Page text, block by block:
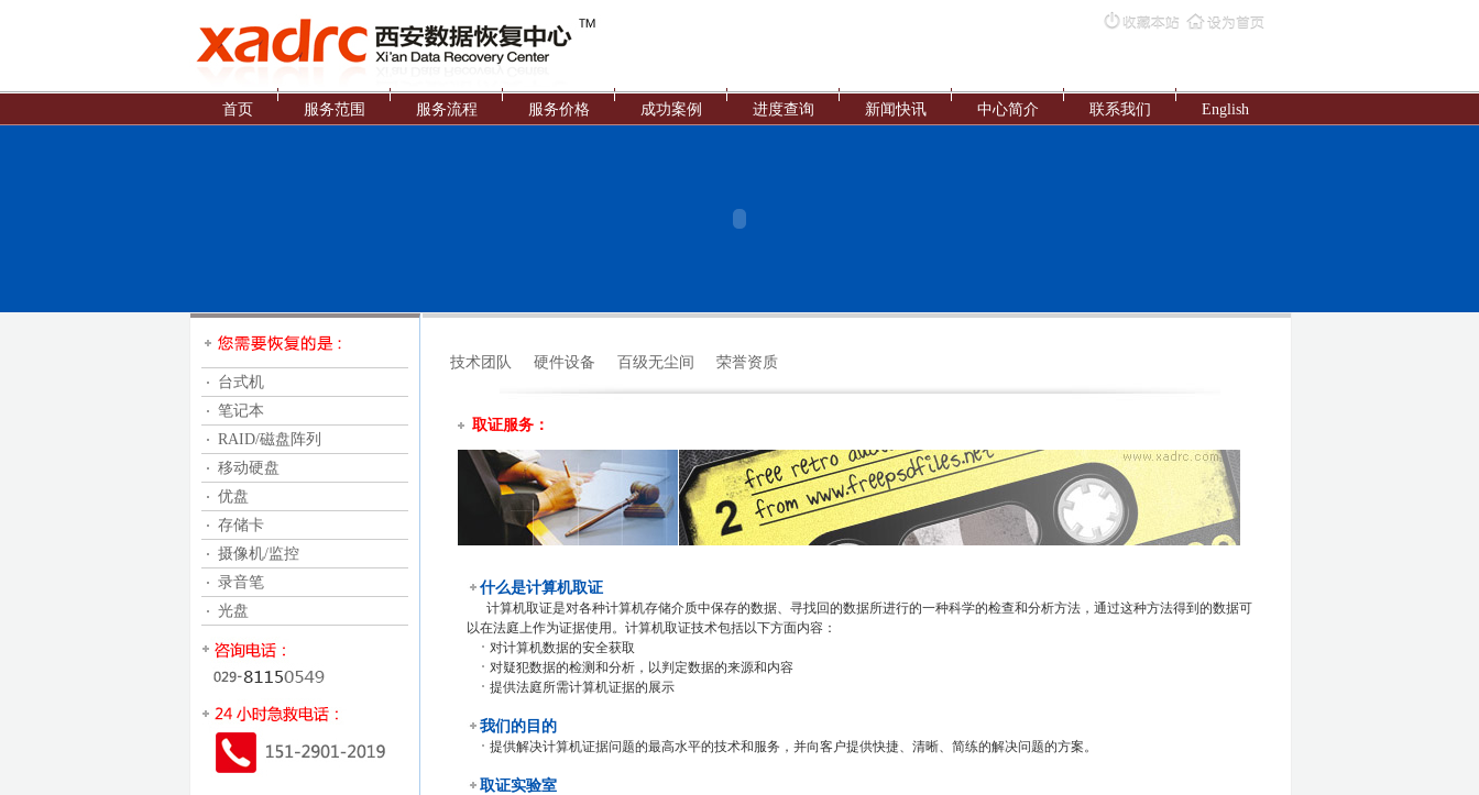
首页 服务范围 服务流程 服务价格 成功案例 进度查询 新闻快讯 中心简介 联系我们 English
台式机
笔记本
RAID/磁盘阵列
移动硬盘
优盘
存储卡
摄像机/监控
录音笔
光盘
技术团队 硬件设备 百级无尘间 荣誉资质
取证服务：
什么是计算机取证
计算机取证是对各种计算机存储介质中保存的数据、寻找回的数据所进行的一种科学的检查和分析方法，通过这种方法得到的数据可
以在法庭上作为证据使用。计算机取证技术包括以下方面内容：
对计算机数据的安全获取
对疑犯数据的检测和分析，以判定数据的来源和内容
提供法庭所需计算机证据的展示
我们的目的
提供解决计算机证据问题的最高水平的技术和服务，并向客户提供快捷、清晰、简练的解决问题的方案。
取证实验室